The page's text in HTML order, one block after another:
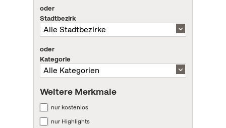
oder
Stadtbezirk
oder
Kategorie
Weitere Merkmale
nur kostenlos
nur Highlights